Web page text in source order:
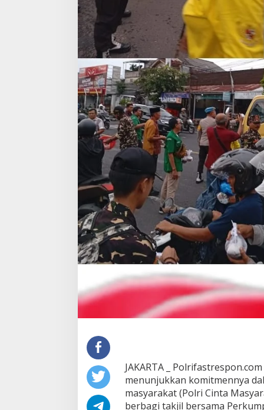
JAKARTA _
menunjukkan komitmennya
masyarakat (Polri Cinta
berbagi takjil bersama